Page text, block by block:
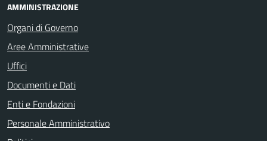
AMMINISTRAZIONE
Organi di Governo
Aree Amministrative
Uffici
Documenti e Dati
Enti e Fondazioni
Personale Amministrativo